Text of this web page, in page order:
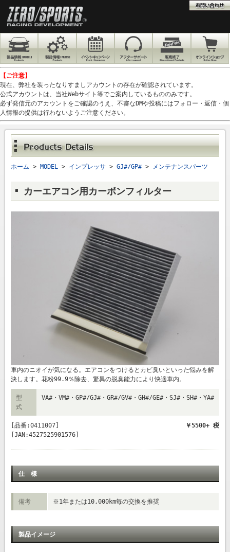
【ご注意】
現在、弊社を装ったなりすましアカウントの存在が確認されています。
公式アカウントは、当社Webサイト等でご案内しているもののみです。
必ず発信元のアカウントをご確認のうえ、不審なDMや投稿にはフォロー・返信・個
人情報の提供は行わないようご注意ください。
ホーム > MODEL> インプレッサ> GJ#/GP#> メンテナンスパーツ
カーエアコン用カーボンフィルター
車内のニオイが気になる。エアコンをつけるとカビ臭いといった悩みを解
決します。花粉99.9％除去、驚異の脱臭能力により快適車内。
型
式
VA#・VM#・GP#/GJ#・GR#/GV#・GH#/GE#・SJ#・SH#・YA#
[品番:0411007]
￥5500+ 税
[JAN:4527525901576]
仕 様
備考 ※1年または10,000km毎の交換を推奨
製品イメージ